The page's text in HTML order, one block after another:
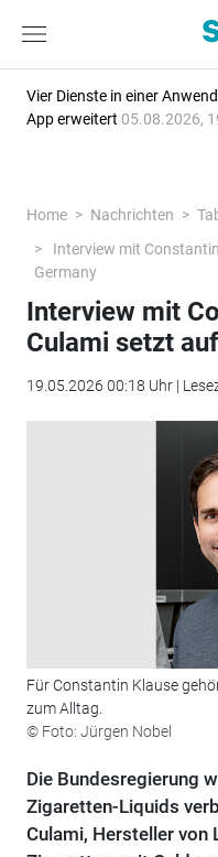
Vier Dienste in einer
App erweitert 05.08.2026,
Home Nachrichten
Interview mit
Germany
Interview mit
Culami setzt
19.05.2026 00:18 Uhr |
Für Constantin Klause
zum Alltag.
© Foto: Jürgen Nobel
Die Bundesregierung
Zigaretten-Liquids
Culami, Hersteller von